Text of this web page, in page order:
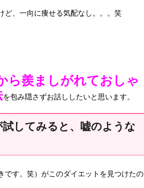
ど、一向に痩せる気配なし。。。笑
ら羨ましがれておしゃ
を包み隠さずお話ししたいと思います。
してみると、嘘のような
です。笑）がこのダイエットを見つけたの